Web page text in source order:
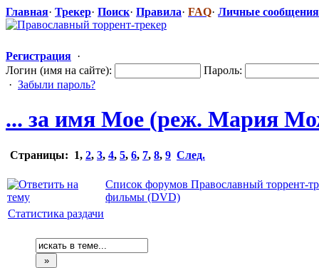
Главная· Трекер· Поиск· Правила· FAQ· Личные сообщения
Регистрация ·
Логин (имя на сайте):
Пароль:
· Забыли пароль?
... за имя Мое (реж. Мария
Страницы: 1, 2, 3, 4, 5, 6, 7, 8, 9 След.
Список форумов Православный торрент-
фильмы (DVD)
Статистика раздачи